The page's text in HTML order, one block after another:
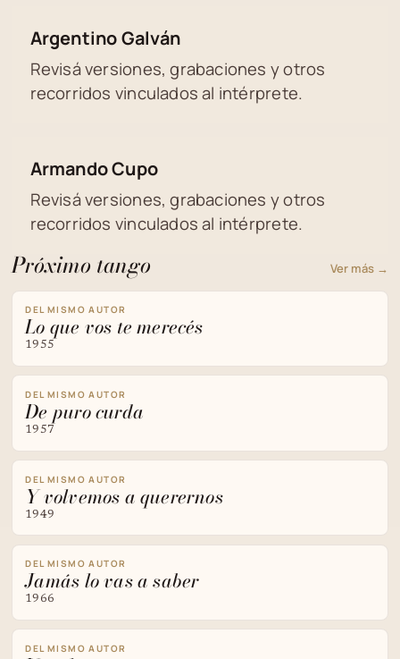
Argentino Galván
Revisá versiones, grabaciones y otros
recorridos vinculados al intérprete.
Armando Cupo
Revisá versiones, grabaciones y otros
recorridos vinculados al intérprete.
Próximo tango Ver más →
DEL MISMO AUTOR
Lo que vos te merecés
1955
DEL MISMO AUTOR
De puro curda
1957
DEL MISMO AUTOR
Y volvemos a querernos
1949
DEL MISMO AUTOR
Jamás lo vas a saber
1966
DEL MISMO AUTOR